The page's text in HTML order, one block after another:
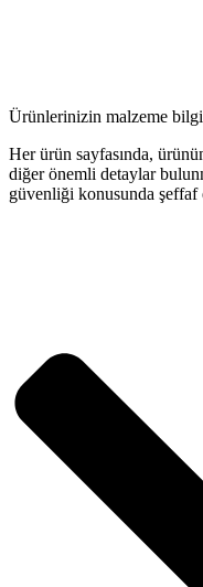
Ürünlerinizin malzeme
Her ürün sayfasında,
diğer önemli detaylar
güvenliği konusunda şeffaf